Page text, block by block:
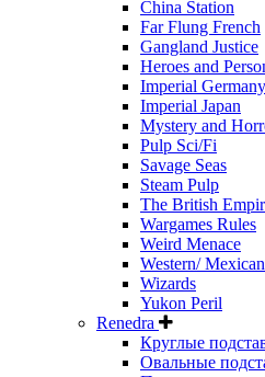
China Station
Far Flung French
Gangland Justice
Heroes and
Imperial Germany
Imperial Japan
Mystery and
Pulp Sci/Fi
Savage Seas
Steam Pulp
The British
Wargames Rules
Weird Menace
Western/
Wizards
Yukon Peril
Renedra
Круглые
Овальные